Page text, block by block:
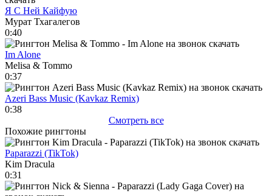
Я С Ней Кайфую
Мурат Тхагалегов
0:40
Im Alone
Melisa & Tommo
0:37
Azeri Bass Music (Kavkaz Remix)
0:38
Смотреть все
Похожие рингтоны
Paparazzi (TikTok)
Kim Dracula
0:31